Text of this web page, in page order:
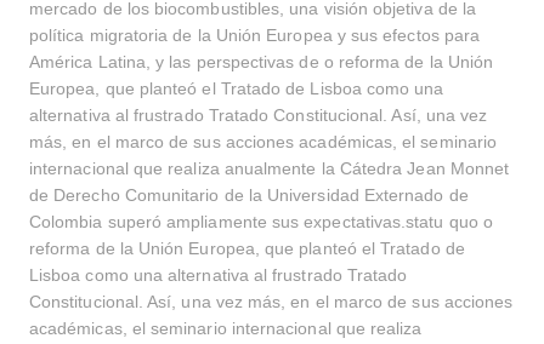
mercado de los biocombustibles, una visión objetiva de la
política migratoria de la Unión Europea y sus efectos para
América Latina, y las perspectivas de o reforma de la Unión
Europea, que planteó el Tratado de Lisboa como una
alternativa al frustrado Tratado Constitucional. Así, una vez
más, en el marco de sus acciones académicas, el seminario
internacional que realiza anualmente la Cátedra Jean Monnet
de Derecho Comunitario de la Universidad Externado de
Colombia superó ampliamente sus expectativas.statu quo o
reforma de la Unión Europea, que planteó el Tratado de
Lisboa como una alternativa al frustrado Tratado
Constitucional. Así, una vez más, en el marco de sus acciones
académicas, el seminario internacional que realiza